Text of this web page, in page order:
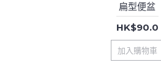
扁型便盆
HK$90.0
加入購物車